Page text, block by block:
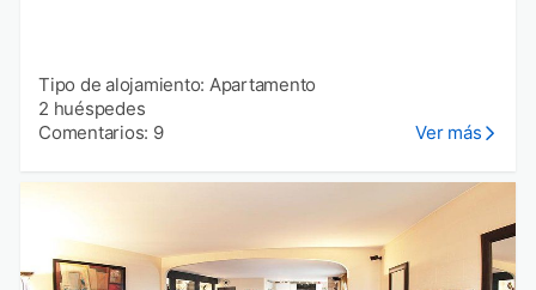
Tipo de alojamiento: Apartamento
2 huéspedes
Comentarios: 9
Ver más